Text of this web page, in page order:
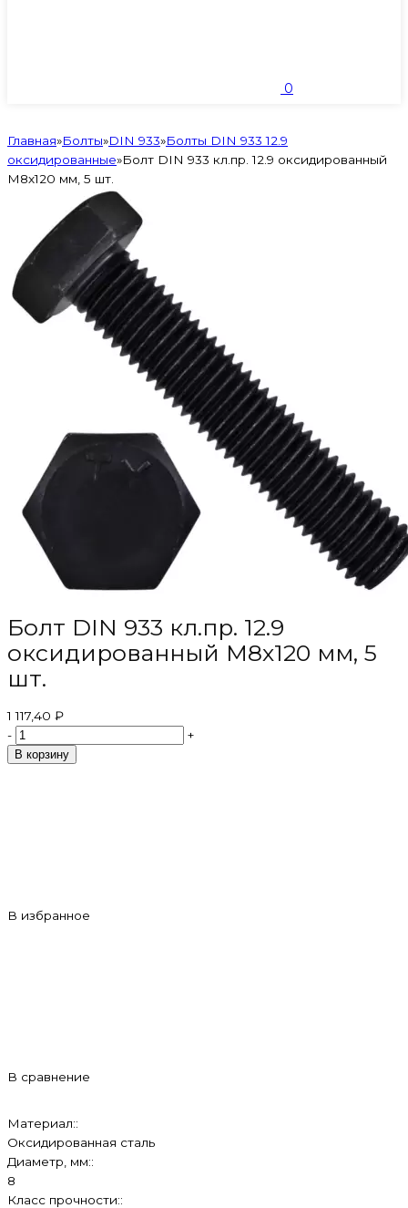
0
Главная»Болты»DIN 933»Болты DIN 933 12.9
оксидированные»Болт DIN 933 кл.пр. 12.9 оксидированный
M8х120 мм, 5 шт.
Болт DIN 933 кл.пр. 12.9
оксидированный M8х120 мм, 5
шт.
1 117,40 ₽
-
+
В корзину
В избранное
В сравнение
Материал::
Оксидированная сталь
Диаметр, мм::
8
Класс прочности::